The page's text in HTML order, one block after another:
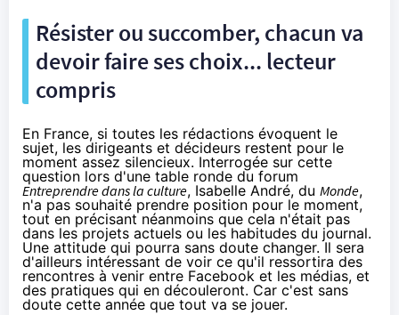
Résister ou succomber, chacun va
devoir faire ses choix... lecteur
compris
En France, si toutes les rédactions évoquent le
sujet, les dirigeants et décideurs restent pour le
moment assez silencieux. Interrogée sur cette
question lors d'une table ronde du forum
Entreprendre dans la culture, Isabelle André, du Monde,
n'a pas souhaité prendre position pour le moment,
tout en précisant néanmoins que cela n'était pas
dans les projets actuels ou les habitudes du journal.
Une attitude qui pourra sans doute changer. Il sera
d'ailleurs intéressant de voir ce qu'il ressortira des
rencontres à venir entre Facebook et les médias, et
des pratiques qui en découleront. Car c'est sans
doute cette année que tout va se jouer.